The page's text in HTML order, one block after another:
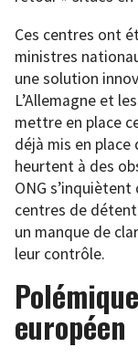
Ces centres ont
ministres
une solution
L’Allemagne et
mettre en place
déjà mis en place
heurtent à des
ONG
centres de
un manque de
leur contrôle.
européen